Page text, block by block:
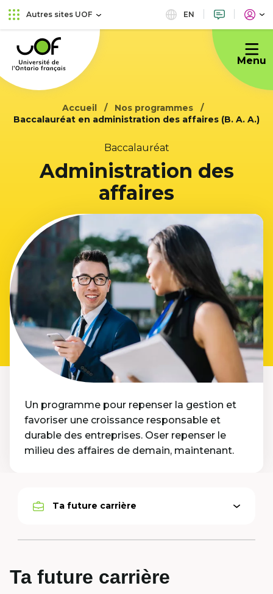
Aller
au
principal
Passer
au
contenu
Autres sites UOF EN
Université
de
l'Ontario
français
Menu
Accueil
Nos programmes
Baccalauréat en administration des affaires (B. A. A.)
Baccalauréat
Administration des
affaires
Un programme pour repenser la gestion et
favoriser une croissance responsable et
durable des entreprises. Oser repenser le
milieu des affaires de demain, maintenant.
Ouvrir
OptionTa future carrière
Ta future carrière